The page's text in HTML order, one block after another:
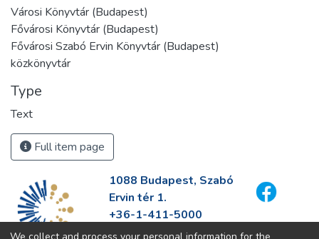
Városi Könyvtár (Budapest)
Fővárosi Könyvtár (Budapest)
Fővárosi Szabó Ervin Könyvtár (Budapest)
közkönyvtár
Type
Text
Full item page
1088 Budapest, Szabó
Ervin tér 1.
+36-1-411-5000
info@fszek.hu